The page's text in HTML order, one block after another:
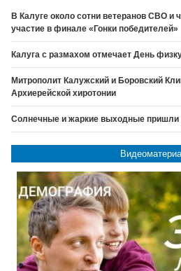
В Калуге около сотни ветеранов СВО и
участие в финале «Гонки победителей»
Калуга с размахом отмечает День
Митрополит Калужский и Боровский
Архиерейской хиротонии
Солнечные и жаркие выходные пришли